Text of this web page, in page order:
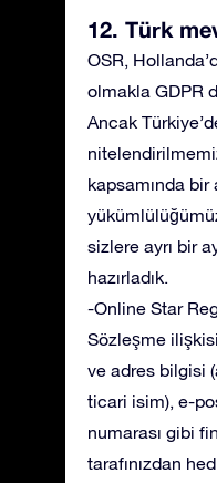
12. Türk
OSR,
olmakla GDPR
Ancak
kapsamında bir
sizlere ayrı bir
hazırladık.
-Online Star
Sözleşme
ve adres bilgisi
ticari isim), e-
numarası gibi
tarafınızdan